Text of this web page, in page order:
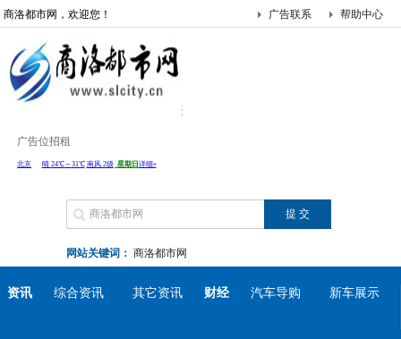
商洛都市网，欢迎您！ 帮助中心
广告联系
广告位招租
网站关键词： 商洛都市网
资讯 综合资讯 其它资讯 财经 汽车导购 新车展示